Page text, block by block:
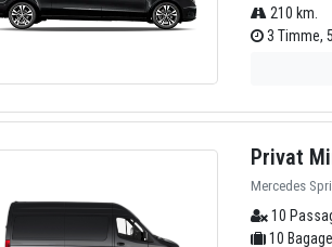
210 km.
3 Timme,
Privat
Mercedes
10
10 Bagage